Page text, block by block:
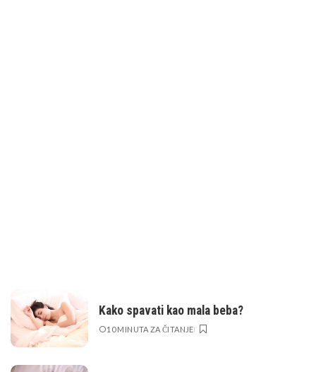
Kako spavati kao mala beba?
10 MINUTA ZA ČITANJE